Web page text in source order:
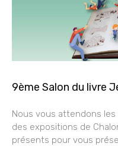
9ème Salon du livre
Nous vous attendons les
des expositions de
présents pour vous